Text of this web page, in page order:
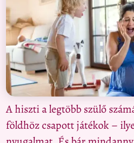
A hiszti a legtöbb szülő
földhöz csapott játékok –